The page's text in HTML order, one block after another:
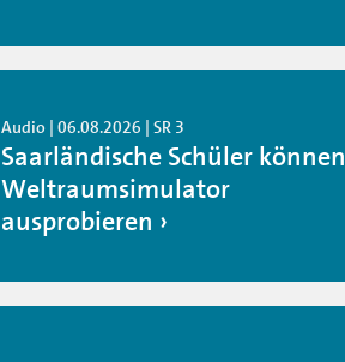
Audio | 06.08.2026 | SR 3
Saarländische Schüler können
Weltraumsimulator
ausprobieren